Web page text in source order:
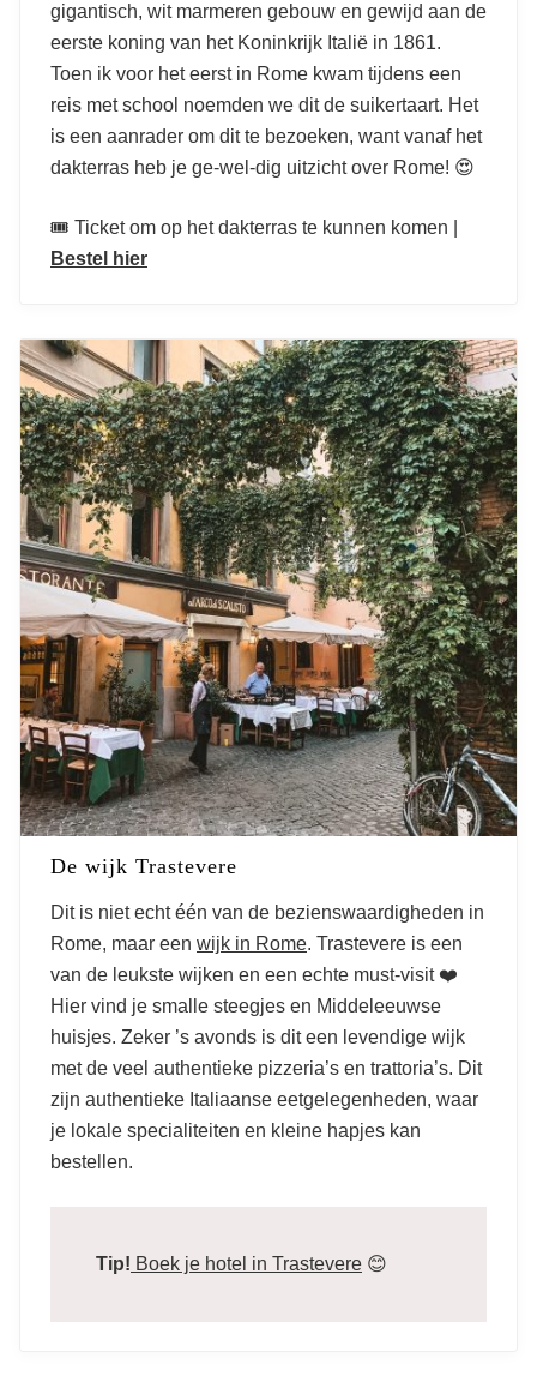
gigantisch, wit marmeren gebouw en gewijd aan de
eerste koning van het Koninkrijk Italië in 1861.
Toen ik voor het eerst in Rome kwam tijdens een
reis met school noemden we dit de suikertaart. Het
is een aanrader om dit te bezoeken, want vanaf het
dakterras heb je ge-wel-dig uitzicht over Rome! 😍
🎟️ Ticket om op het dakterras te kunnen komen |
Bestel hier
De wijk Trastevere
Dit is niet echt één van de bezienswaardigheden in
Rome, maar een wijk in Rome. Trastevere is een
van de leukste wijken en een echte must-visit ❤️
Hier vind je smalle steegjes en Middeleeuwse
huisjes. Zeker ’s avonds is dit een levendige wijk
met de veel authentieke pizzeria’s en trattoria’s. Dit
zijn authentieke Italiaanse eetgelegenheden, waar
je lokale specialiteiten en kleine hapjes kan
bestellen.
Tip! Boek je hotel in Trastevere 😊